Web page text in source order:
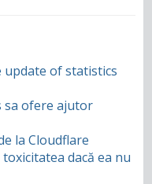
update of statistics
sa ofere ajutor
la Cloudflare
dacă ea nu